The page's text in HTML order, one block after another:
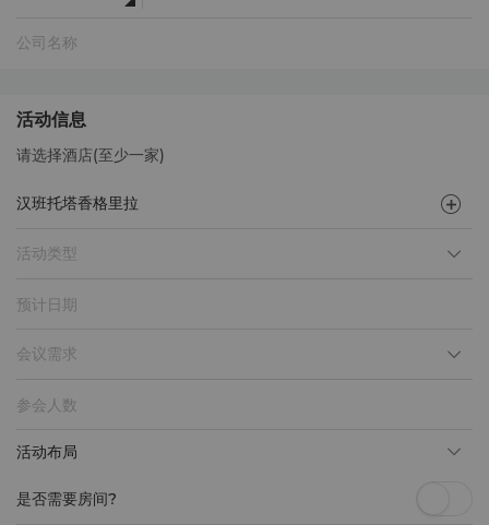
活动信息
请选择酒店(至少一家)
活动类型
预计日期
会议需求
活动布局
是否需要房间?